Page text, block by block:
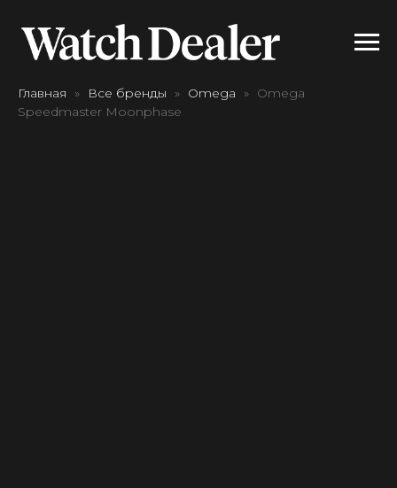
Главная Все бренды Omega
Omega
Speedmaster Moonphase